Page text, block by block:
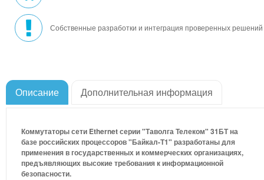
Собственные разработки и интеграция проверенных решений
Описание Дополнительная информация
Коммутаторы сети Ethernet серии "Таволга Телеком" 31БТ на
базе российских процессоров "Байкал-Т1" разработаны для
применения в государственных и коммерческих организациях,
предъявляющих высокие требования к информационной
безопасности.